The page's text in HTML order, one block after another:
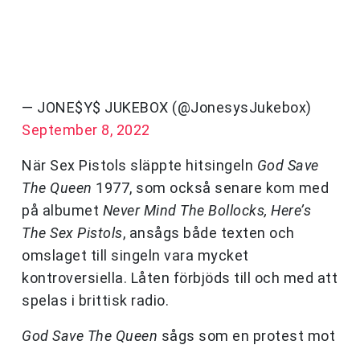
— JONE$Y$ JUKEBOX (@JonesysJukebox)
September 8, 2022
När Sex Pistols släppte hitsingeln God Save
The Queen 1977, som också senare kom med
på albumet Never Mind The Bollocks, Here’s
The Sex Pistols, ansågs både texten och
omslaget till singeln vara mycket
kontroversiella. Låten förbjöds till och med att
spelas i brittisk radio.
God Save The Queen sågs som en protest mot